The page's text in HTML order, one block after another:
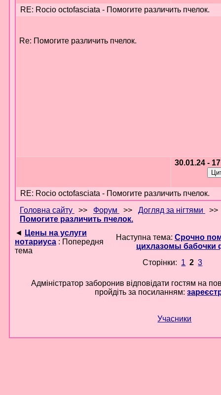
RE: Rocio octofasciata - Помогите различить пчелок.
Re: Помогите различить пчелок.
30.01.24 -
RE: Rocio octofasciata - Помогите различить пчелок.
Головна сайту
>> Форум >> Догляд за нігтями
Помогите различить пчелок.
◄ Цены на услуги
нотариуса: Попередня
тема
Наступна тема: Срочно
цихлазомы бабочки
Сторінки: 1 2 3
Адміністратор заборонив відповідати гостям на
пройдіть за посиланням:
Учасники